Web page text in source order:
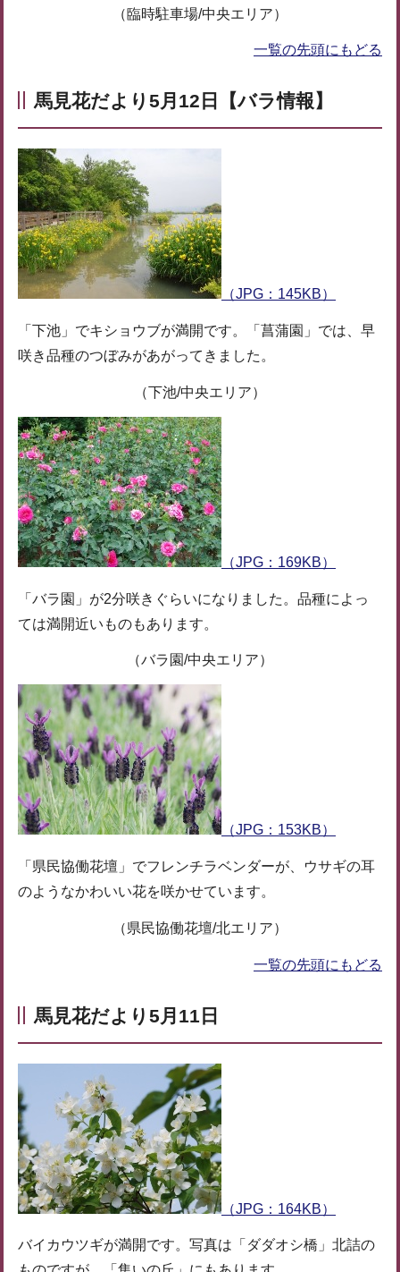
（臨時駐車場/中央エリア）
一覧の先頭にもどる
馬見花だより5月12日【バラ情報】
（JPG：145KB）
「下池」でキショウブが満開です。「菖蒲園」では、早
咲き品種のつぼみがあがってきました。
（下池/中央エリア）
（JPG：169KB）
「バラ園」が2分咲きぐらいになりました。品種によっ
ては満開近いものもあります。
（バラ園/中央エリア）
（JPG：153KB）
「県民協働花壇」でフレンチラベンダーが、ウサギの耳
のようなかわいい花を咲かせています。
（県民協働花壇/北エリア）
一覧の先頭にもどる
馬見花だより5月11日
（JPG：164KB）
バイカウツギが満開です。写真は「ダダオシ橋」北詰の